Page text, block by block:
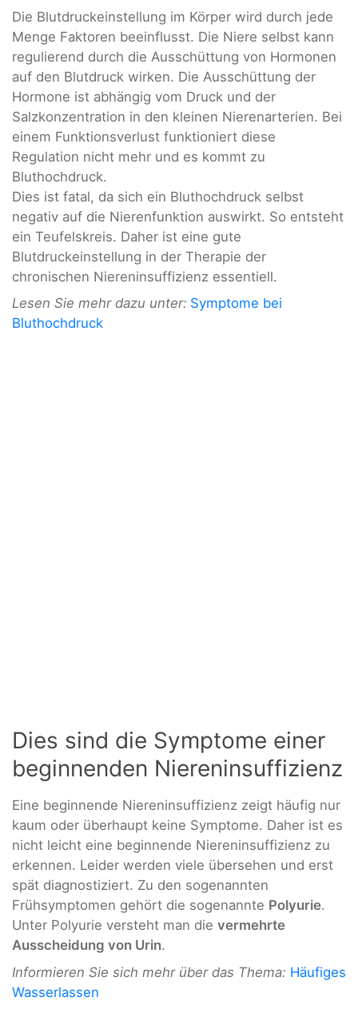
Die Blutdruckeinstellung im Körper wird durch jede
Menge Faktoren beeinflusst. Die Niere selbst kann
regulierend durch die Ausschüttung von Hormonen
auf den Blutdruck wirken. Die Ausschüttung der
Hormone ist abhängig vom Druck und der
Salzkonzentration in den kleinen Nierenarterien. Bei
einem Funktionsverlust funktioniert diese
Regulation nicht mehr und es kommt zu
Bluthochdruck.
Dies ist fatal, da sich ein Bluthochdruck selbst
negativ auf die Nierenfunktion auswirkt. So entsteht
ein Teufelskreis. Daher ist eine gute
Blutdruckeinstellung in der Therapie der
chronischen Niereninsuffizienz essentiell.
Lesen Sie mehr dazu unter: Symptome bei
Bluthochdruck
Dies sind die Symptome einer
beginnenden Niereninsuffizienz
Eine beginnende Niereninsuffizienz zeigt häufig nur
kaum oder überhaupt keine Symptome. Daher ist es
nicht leicht eine beginnende Niereninsuffizienz zu
erkennen. Leider werden viele übersehen und erst
spät diagnostiziert. Zu den sogenannten
Frühsymptomen gehört die sogenannte Polyurie.
Unter Polyurie versteht man die vermehrte
Ausscheidung von Urin.
Informieren Sie sich mehr über das Thema: Häufiges
Wasserlassen